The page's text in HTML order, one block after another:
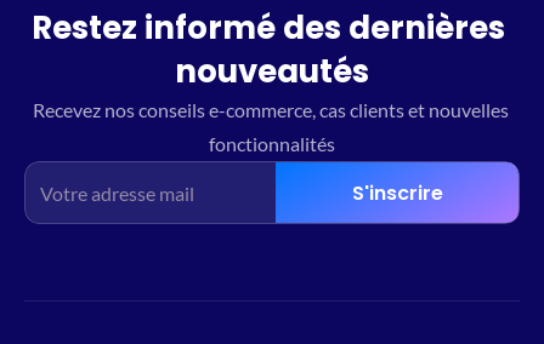
Restez informé des dernières
nouveautés
Recevez nos conseils e-commerce, cas clients et nouvelles
fonctionnalités
S'inscrire